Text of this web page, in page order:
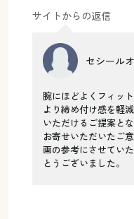
サイトからの返信
セシール
腕にほどよくフィッ
より締め付け感を軽
いただけるご提案と
お寄せいただいたご
画の参考にさせてい
とうございました。